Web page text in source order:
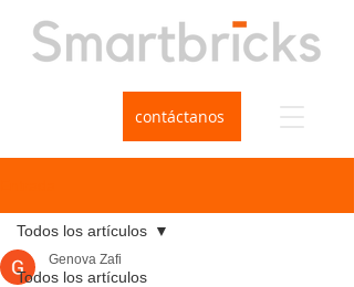
contáctanos
Todos los artículos
Todos los artículos
Genova Zafi